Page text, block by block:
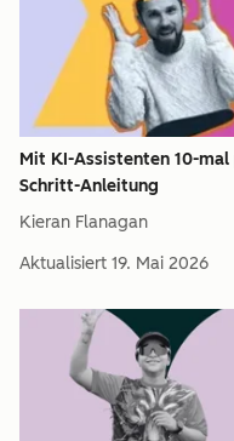
Mit KI-Assistenten 10-
Schritt-Anleitung
Kieran Flanagan
Aktualisiert 19. Mai 2026